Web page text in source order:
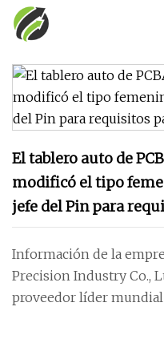
El tablero auto de
modificó el tipo
jefe del Pin para
Información de la
Precision Industry Co.,
proveedor líder mundial